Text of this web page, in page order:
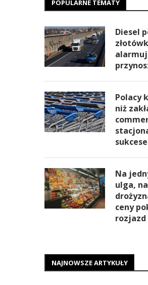
POPULARNE TEMATY
Diesel
Polacy
niż
Na
ulga,
ceny
rozjazd
NAJNOWSZE ARTYKUŁY